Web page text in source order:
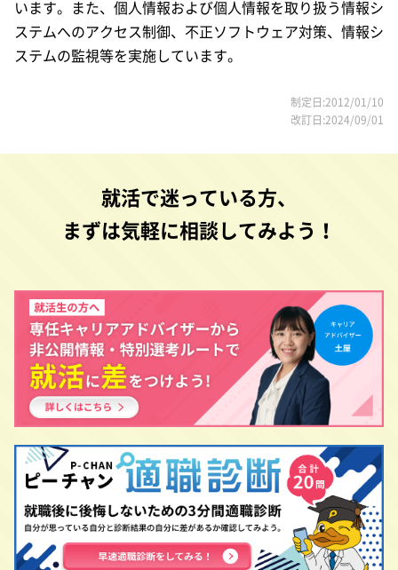
います。また、個人情報および個人情報を取り扱う情報シ
ステムへのアクセス制御、不正ソフトウェア対策、情報シ
ステムの監視等を実施しています。
制定日:2012/01/10
改訂日:2024/09/01
就活で迷っている方、
まずは気軽に相談してみよう！